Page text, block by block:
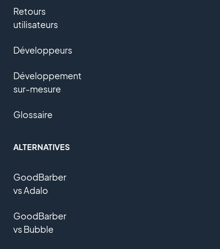
Retours
utilisateurs
Développeurs
Développement
sur-mesure
Glossaire
ALTERNATIVES
GoodBarber
vs Adalo
GoodBarber
vs Bubble